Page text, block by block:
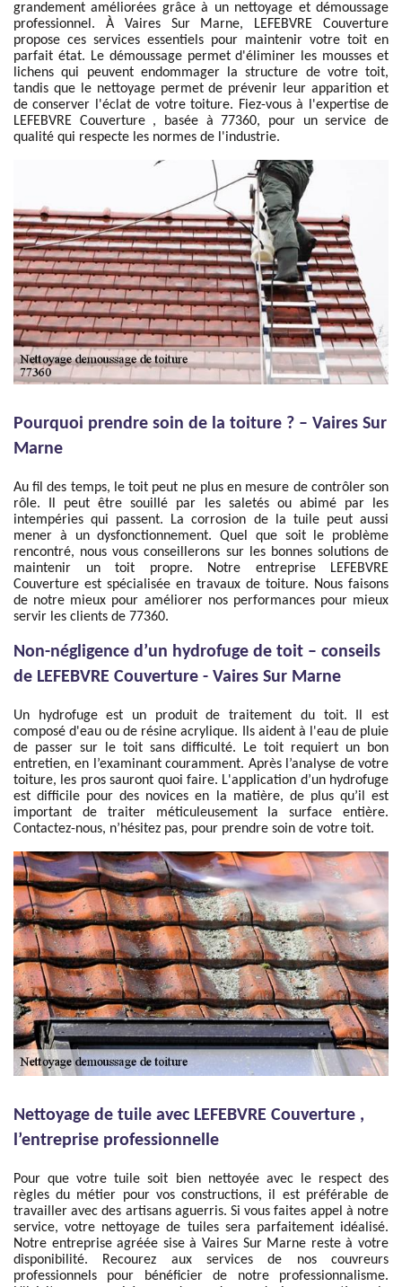
grandement améliorées grâce à un nettoyage et démoussage
professionnel. À Vaires Sur Marne, LEFEBVRE Couverture
propose ces services essentiels pour maintenir votre toit en
parfait état. Le démoussage permet d'éliminer les mousses et
lichens qui peuvent endommager la structure de votre toit,
tandis que le nettoyage permet de prévenir leur apparition et
de conserver l'éclat de votre toiture. Fiez-vous à l'expertise de
LEFEBVRE Couverture , basée à 77360, pour un service de
qualité qui respecte les normes de l'industrie.
Pourquoi prendre soin de la toiture ? – Vaires Sur
Marne
Au fil des temps, le toit peut ne plus en mesure de contrôler son
rôle. Il peut être souillé par les saletés ou abimé par les
intempéries qui passent. La corrosion de la tuile peut aussi
mener à un dysfonctionnement. Quel que soit le problème
rencontré, nous vous conseillerons sur les bonnes solutions de
maintenir un toit propre. Notre entreprise LEFEBVRE
Couverture est spécialisée en travaux de toiture. Nous faisons
de notre mieux pour améliorer nos performances pour mieux
servir les clients de 77360.
Non-négligence d’un hydrofuge de toit – conseils
de LEFEBVRE Couverture - Vaires Sur Marne
Un hydrofuge est un produit de traitement du toit. Il est
composé d'eau ou de résine acrylique. Ils aident à l'eau de pluie
de passer sur le toit sans difficulté. Le toit requiert un bon
entretien, en l’examinant couramment. Après l’analyse de votre
toiture, les pros sauront quoi faire. L'application d’un hydrofuge
est difficile pour des novices en la matière, de plus qu’il est
important de traiter méticuleusement la surface entière.
Contactez-nous, n’hésitez pas, pour prendre soin de votre toit.
Nettoyage de tuile avec LEFEBVRE Couverture ,
l’entreprise professionnelle
Pour que votre tuile soit bien nettoyée avec le respect des
règles du métier pour vos constructions, il est préférable de
travailler avec des artisans aguerris. Si vous faites appel à notre
service, votre nettoyage de tuiles sera parfaitement idéalisé.
Notre entreprise agréée sise à Vaires Sur Marne reste à votre
disponibilité. Recourez aux services de nos couvreurs
professionnels pour bénéficier de notre professionnalisme.